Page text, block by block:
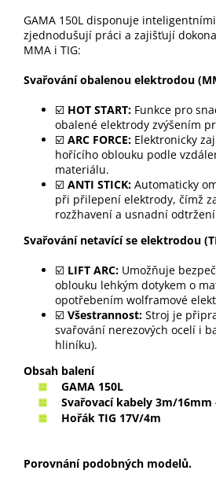
GAMA 150L disponuje
zjednodušují práci a zajišťují
MMA i TIG:
Svařování obalenou elektrodou
☑️ HOT START: Funkce pro
obalené elektrody zvýšením
☑️ ARC FORCE: Elektronicky
hořícího oblouku podle
materiálu.
☑️ ANTI STICK: Automaticky
při přilepení elektrody, čímž
rozžhavení a usnadní
Svařování netavící se elektrodou
☑️ LIFT ARC: Umožňuje
oblouku lehkým dotykem o
opotřebením wolframové
☑️ Všestrannost: Stroj je
svařování nerezových ocelí i
hliníku).
Obsah balení
GAMA 150L
Svařovací kabely 3m/16mm
Hořák TIG 17V/4m
Porovnání podobných modelů.